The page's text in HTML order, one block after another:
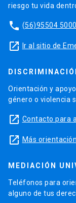
riesgo tu vida
phone (56)95504 5000
launch Ir al sitio de
Orientación y
género o violencia
launch Contacto para
launch Más orientación
MEDIACIÓN
Teléfonos para
alguno de tus